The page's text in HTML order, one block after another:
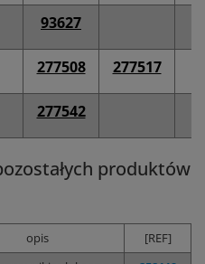
93627
277508 277517
277542
produktów
opis
[REF]